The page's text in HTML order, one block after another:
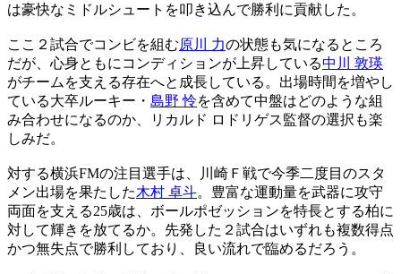
は豪快なミドルシュートを叩き込んで勝利に貢献した。
ここ２試合でコンビを組む原川 力の状態も気になるところ
だが、心身ともにコンディションが上昇している中川 敦瑛
がチームを支える存在へと成長している。出場時間を増やし
ている大卒ルーキー・ 島野 怜を含めて中盤はどのような組
み合わせになるのか、リカルド ロドリゲス監督の選択も楽
しみだ。
対する横浜FMの注目選手は、川崎Ｆ戦で今季二度目のスタ
メン出場を果たした木村 卓斗。豊富な運動量を武器に攻守
両面を支える25歳は、ボールポゼッションを特長とする柏に
対して輝きを放てるか。先発した２試合はいずれも複数得点
かつ無失点で勝利しており、良い流れで臨めるだろう。